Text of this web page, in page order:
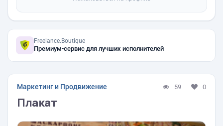
Freelance.Boutique
Премиум-сервис для лучших исполнителей
Маркетинг и Продвижение 59 0
Плакат